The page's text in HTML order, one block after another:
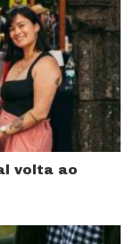
volta ao